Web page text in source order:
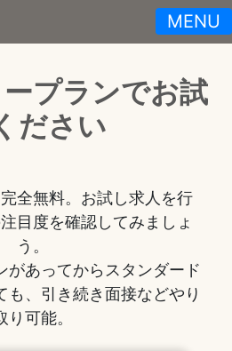
MENU
プランでお試
ださい
全無料。お試し求人を行
目度を確認してみましょ
う。
があってからスタンダード
も、引き続き面接などやり
り可能。